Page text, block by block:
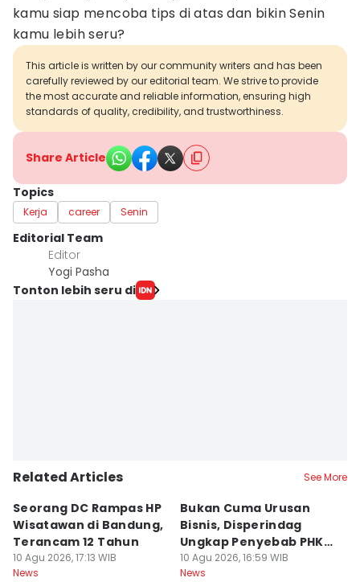
kamu siap mencoba tips di atas dan bikin Senin
kamu lebih seru?
This article is written by our community writers and has been
carefully reviewed by our editorial team. We strive to provide
the most accurate and reliable information, ensuring high
standards of quality, credibility, and trustworthiness.
Share Article
Topics
Kerja career Senin
Editorial Team
Editor
Yogi Pasha
Tonton lebih seru di
Related Articles See More
Seorang DC Rampas HP
Wisatawan di Bandung,
Terancam 12 Tahun
10 Agu 2026, 17:13 WIB
News
Bukan Cuma Urusan
Bisnis, Disperindag
Ungkap Penyebab PHK
Industri di Jabar
10 Agu 2026, 16:59 WIB
News